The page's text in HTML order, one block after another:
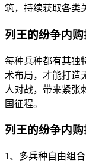
筑，持续获取各类
列王的纷争内
每种兵种都有其独
术布局，才能打造
人对战，带来紧张
国征程。
列王的纷争内
1、多兵种自由组